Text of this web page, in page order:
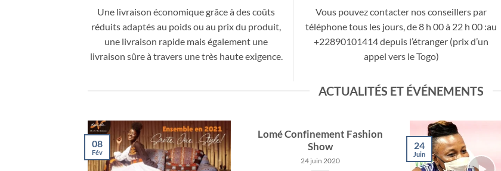
Une livraison économique grâce à des coûts
réduits adaptés au poids ou au prix du produit,
une livraison rapide mais également une
livraison sûre à travers une très haute exigence.
Vous pouvez contacter nos conseillers par
téléphone tous les jours, de 8 h 00 à 22 h 00 :au
+22890101414 depuis l’étranger (prix d’un
appel vers le Togo)
ACTUALITÉS ET ÉVÉNEMENTS
08
Fév
Lomé Confinement Fashion
Show
24 juin 2020
24
Juin